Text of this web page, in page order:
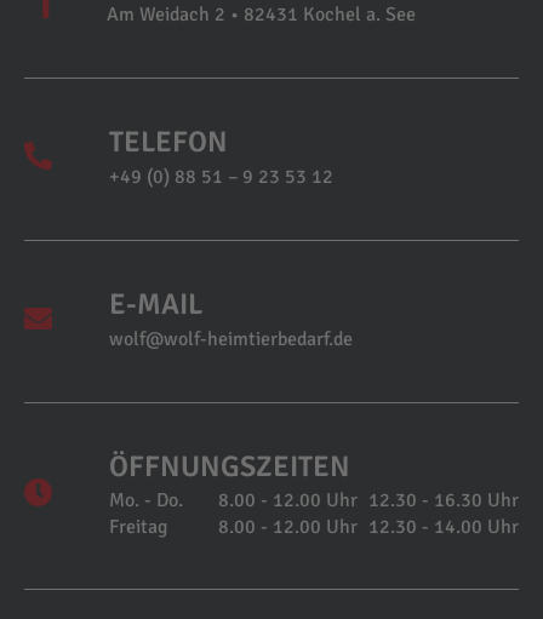
Am Weidach 2 • 82431 Kochel a. See
TELEFON
+49 (0) 88 51 – 9 23 53 12
E-MAIL
wolf@wolf-heimtierbedarf.de
ÖFFNUNGSZEITEN
Mo. - Do. 8.00 - 12.00 Uhr 12.30 - 16.30 Uhr
Freitag
8.00 - 12.00 Uhr 12.30 - 14.00 Uhr